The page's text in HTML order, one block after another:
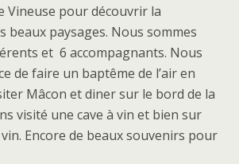
Vineuse pour découvrir la
beaux paysages. Nous sommes
et 6 accompagnants. Nous
de faire un baptême de l’air en
Mâcon et diner sur le bord de la
visité une cave à vin et bien sur
Encore de beaux souvenirs pour